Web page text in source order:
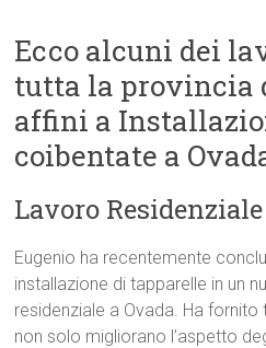
Ecco alcuni dei
tutta la provincia
affini a
coibentate a
Lavoro
Eugenio ha recentemente
installazione di tapparelle in un
residenziale a Ovada. Ha
non solo migliorano l’aspetto